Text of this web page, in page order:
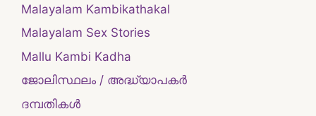
Malayalam Kambikathakal
Malayalam Sex Stories
Mallu Kambi Kadha
ജോലിസ്ഥലം / അദ്ധ്യാപകർ
ദമ്പതികള്‍